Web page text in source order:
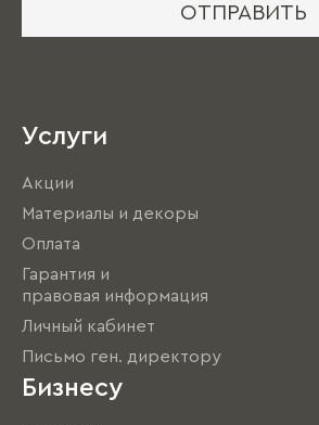
ОТПРАВИТЬ
Услуги
Акции
Материалы и декоры
Оплата
Гарантия и
правовая информация
Личный кабинет
Письмо ген. директору
Бизнесу